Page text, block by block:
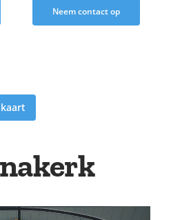
Neem contact op